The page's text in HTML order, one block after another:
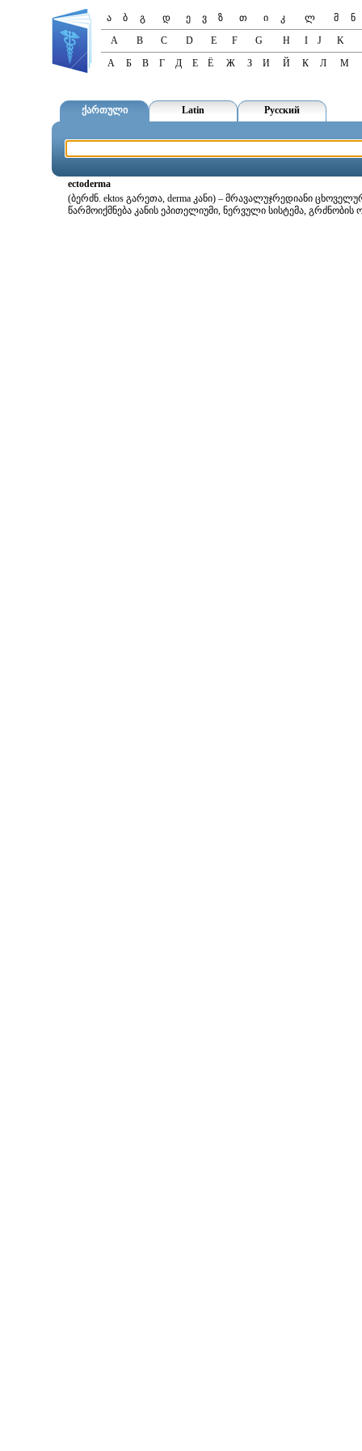
ა ბ გ დ ე ვ ზ თ ი კ ლ მ
ნ
A
B C D E F G H I J
K
А
Б В Г Д Е Ё Ж З И Й К Л М
ქართული Latin Русский
ectoderma
(ბერძნ. ektos გარეთა, derma კანი) – მრავალუჯრედიანი
წარმოიქმნება კანის ეპითელიუმი, ნერვული სისტემა, გრძნობის